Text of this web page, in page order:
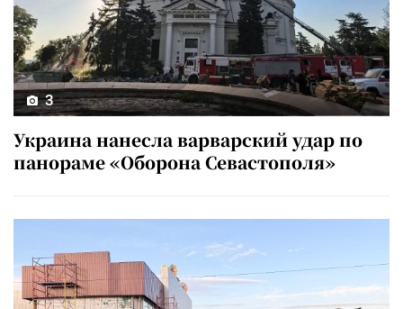
3
Украина нанесла варварский удар по
панораме «Оборона Севастополя»